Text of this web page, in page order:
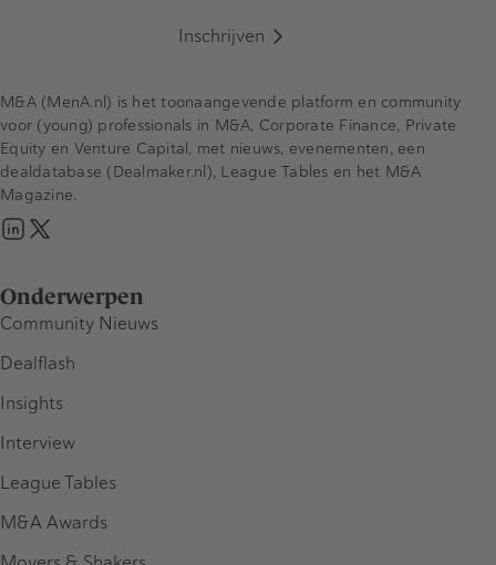
Inschrijven
Onderwerpen
Community Nieuws
Dealflash
Insights
Interview
League Tables
M&A Awards
M&A (MenA.nl) is het toonaangevende platform en community
voor (young) professionals in M&A, Corporate Finance, Private
Equity en Venture Capital, met nieuws, evenementen, een
dealdatabase (Dealmaker.nl), League Tables en het M&A
Magazine.